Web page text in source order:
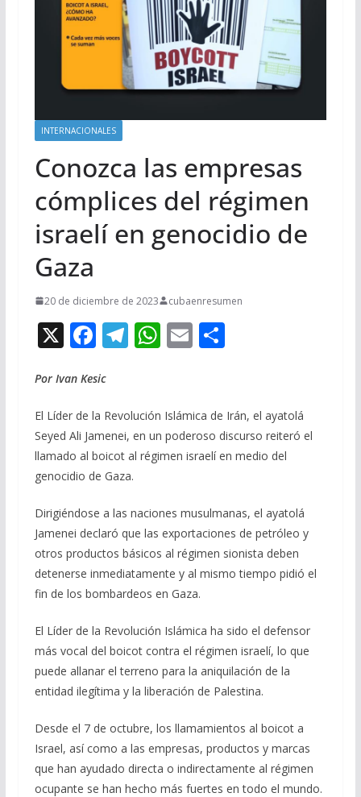
INTERNACIONALES
Conozca las empresas
cómplices del régimen
israelí en genocidio de
Gaza
20 de diciembre de 2023 cubaenresumen
X F
e
b
o
o
k
T
gr
a
m
W
s
A
p
E
l
C
p
ar
ti
Por Ivan Kesic
El Líder de la Revolución Islámica de Irán, el ayatolá
Seyed Ali Jamenei, en un poderoso discurso reiteró el
llamado al boicot al régimen israelí en medio del
genocidio de Gaza.
Dirigiéndose a las naciones musulmanas, el ayatolá
Jamenei declaró que las exportaciones de petróleo y
otros productos básicos al régimen sionista deben
detenerse inmediatamente y al mismo tiempo pidió el
fin de los bombardeos en Gaza.
El Líder de la Revolución Islámica ha sido el defensor
más vocal del boicot contra el régimen israelí, lo que
puede allanar el terreno para la aniquilación de la
entidad ilegítima y la liberación de Palestina.
Desde el 7 de octubre, los llamamientos al boicot a
Israel, así como a las empresas, productos y marcas
que han ayudado directa o indirectamente al régimen
ocupante se han hecho más fuertes en todo el mundo.